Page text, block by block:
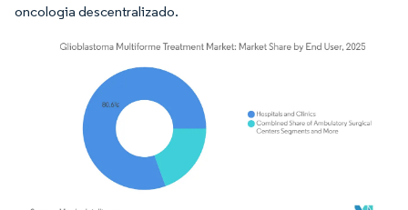
oncologia descentralizado.